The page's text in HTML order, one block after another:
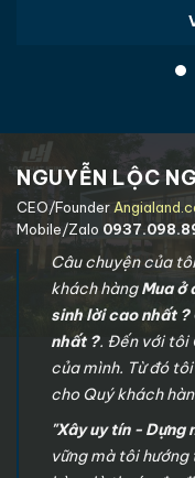
các quỹ tín thác
Trust, CapitaLand
CapitaLand
đã
tại 31 quốc gia với
trong đó 02 thị
Quốc, tiếp đó là Việt
HỎI ĐÁP
NGUYỄN LỘC
CEO/Founder
Mobile/Zalo
Câu chuyện của
khách hàngMua ở
sinh lời cao nhất
nhất ?. Đến với tôi
của mình. Từ đó
cho Quý khách
"Xây uy tín - Dựng
vững mà tôi